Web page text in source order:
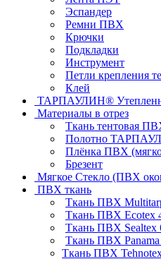
Эспандер
Ремни ПВХ
Крючки
Подкладки
Инструмент
Петли крепления
Клей
ТАРПАУЛИН®
Материалы в отрез
Ткань тентовая
Полотно
Плёнка ПВХ
Брезент
Мягкое Стекло (ПВХ
ПВХ ткань
Ткань ПВХ
Ткань ПВХ Ecotex
Ткань ПВХ Sealtex
Ткань ПВХ Panama
Ткань ПВХ